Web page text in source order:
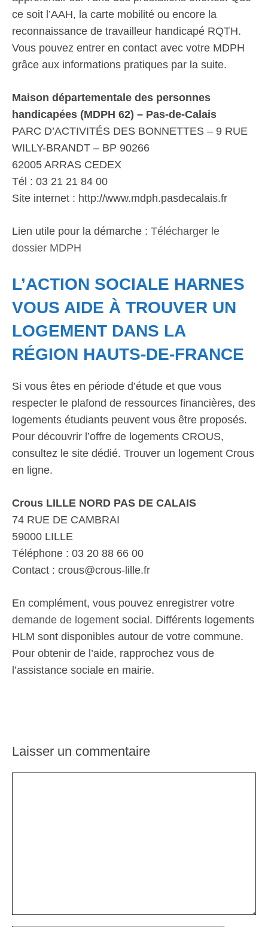
ce soit l’AAH, la carte mobilité ou encore la
reconnaissance de travailleur handicapé RQTH.
Vous pouvez entrer en contact avec votre MDPH
grâce aux informations pratiques par la suite.
Maison départementale des personnes
handicapées (MDPH 62) – Pas-de-Calais
PARC D’ACTIVITÉS DES BONNETTES – 9 RUE
WILLY-BRANDT – BP 90266
62005 ARRAS CEDEX
Tél : 03 21 21 84 00
Site internet : http://www.mdph.pasdecalais.fr
Lien utile pour la démarche : Télécharger le
dossier MDPH
L’ACTION SOCIALE HARNES
VOUS AIDE À TROUVER UN
LOGEMENT DANS LA
RÉGION HAUTS-DE-FRANCE
Si vous êtes en période d’étude et que vous
respecter le plafond de ressources financières, des
logements étudiants peuvent vous être proposés.
Pour découvrir l’offre de logements CROUS,
consultez le site dédié. Trouver un logement Crous
en ligne.
Crous LILLE NORD PAS DE CALAIS
74 RUE DE CAMBRAI
59000 LILLE
Téléphone : 03 20 88 66 00
Contact : crous@crous-lille.fr
En complément, vous pouvez enregistrer votre
demande de logement social. Différents logements
HLM sont disponibles autour de votre commune.
Pour obtenir de l’aide, rapprochez vous de
l’assistance sociale en mairie.
Laisser un commentaire